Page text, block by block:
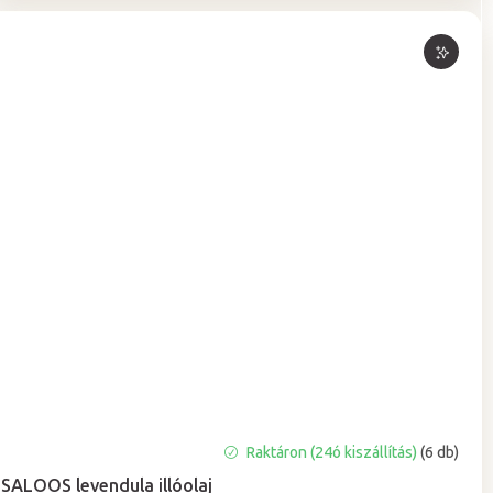
SALOOS levendula illóolaj
Raktáron (24ó kiszállítás)(6 db)